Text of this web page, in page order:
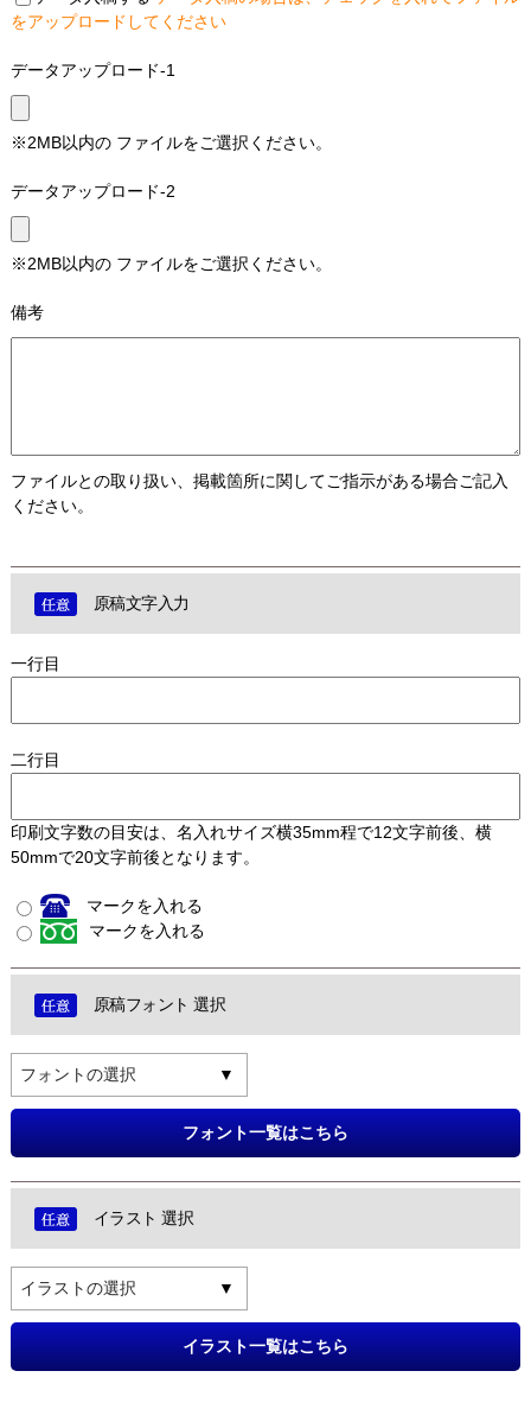
をアップロードしてください
データアップロード-1
※2MB以内の ファイルをご選択ください。
データアップロード-2
※2MB以内の ファイルをご選択ください。
備考
ファイルとの取り扱い、掲載箇所に関してご指示がある場合ご記入
ください。
原稿文字入力
一行目
二行目
印刷文字数の目安は、名入れサイズ横35mm程で12文字前後、横
50mmで20文字前後となります。
マークを入れる
マークを入れる
原稿フォント 選択
フォントの選択
フォント一覧はこちら
イラスト 選択
イラストの選択
イラスト一覧はこちら